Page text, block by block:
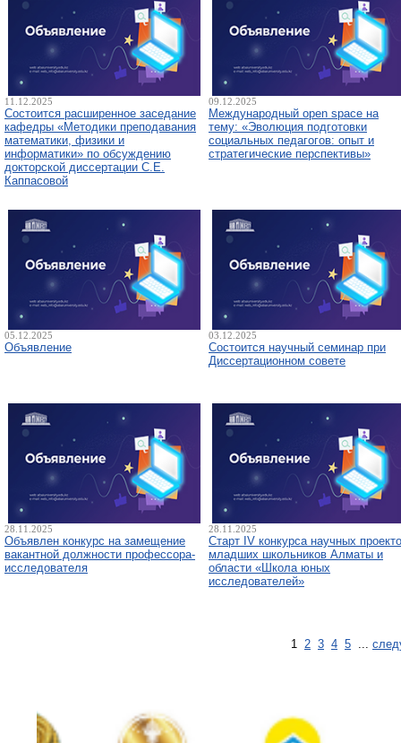
11.12.2025
Состоится расширенное заседание
кафедры «Методики преподавания
математики, физики и
информатики» по обсуждению
докторской диссертации С.Е.
Каппасовой
09.12.2025
Международный open space на
тему: «Эволюция подготовки
социальных педагогов: опыт и
стратегические перспективы»
05.12.2025
Объявление
03.12.2025
Состоится научный семинар при
Диссертационном совете
28.11.2025
Объявлен конкурс на замещение
вакантной должности профессора-
исследователя
28.11.2025
Старт IV конкурса научных
младших школьников Алматы и
области «Школа юных
исследователей»
1 2 3 4 5 ...